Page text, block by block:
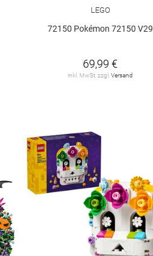
LEGO
72150 Pokémon 72150 V29
69,99 €
inkl. MwSt. zzgl.Versand